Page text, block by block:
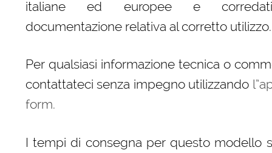
italiane ed europee e
documentazione relativa al corretto utilizzo.
Per qualsiasi informazione tecnica o
contattateci senza impegno utilizzando
form.
I tempi di consegna per questo modello